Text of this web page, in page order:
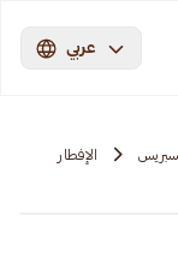
عربي
الإفطار